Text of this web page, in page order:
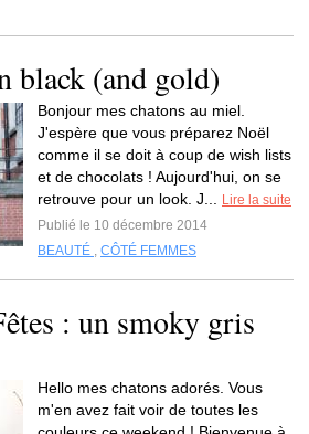
black (and gold)
Bonjour mes chatons au miel.
J'espère que vous préparez Noël
comme il se doit à coup de wish lists
et de chocolats ! Aujourd'hui, on se
retrouve pour un look. J...
Lire la suite
Publié le 10 décembre 2014
BEAUTÉ , CÔTÉ FEMMES
: un smoky gris
Hello mes chatons adorés. Vous
m'en avez fait voir de toutes les